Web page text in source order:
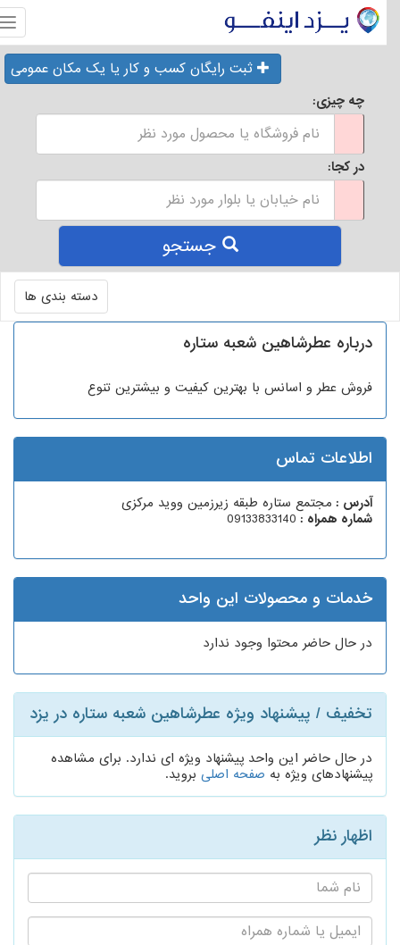
منو
ثبت رایگان کسب و کار یا یک مکان عمومی
چه چیزی:
در کجا:
جستجو
Toggle
navigation
دسته بندی ها
درباره عطرشاهین شعبه ستاره
فروش عطر و اسانس با بهترین کیفیت و بیشترین تنوع
اطلاعات تماس
آدرس :مجتمع ستاره طبقه زیرزمین ووید مرکزی
شماره همراه :09133833140
خدمات و محصولات این واحد
در حال حاضر محتوا وجود ندارد
تخفیف / پیشنهاد ویژه عطرشاهین شعبه ستاره در یزد
در حال حاضر این واحد پیشنهاد ویژه ای ندارد. برای مشاهده
پیشنهادهای ویژه بهصفحه اصلیبروید.
اظهار نظر
نام
شما:
ایمیل